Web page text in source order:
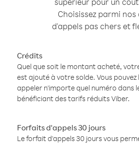
Choisissez parmi nos
d'appels pas chers et
Crédits
Quel que soit le montant acheté,
est ajouté à votre solde. Vous
appeler n'importe quel numéro dans
bénéficiant des tarifs réduits Viber.
Forfaits d'appels 30 jours
Le forfait d'appels 30 jours vous